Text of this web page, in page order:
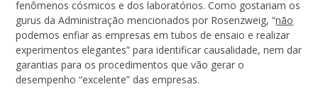
fenômenos cósmicos e dos laboratórios. Como gostariam os
gurus da Administração mencionados por Rosenzweig, “não
podemos enfiar as empresas em tubos de ensaio e realizar
experimentos elegantes” para identificar causalidade, nem dar
garantias para os procedimentos que vão gerar o
desempenho “excelente” das empresas.